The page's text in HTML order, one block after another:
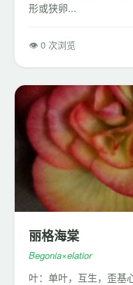
形或狭卵...
👁 0 次浏览
丽格海棠
Begonia×elatior
叶：单叶，互生，歪基